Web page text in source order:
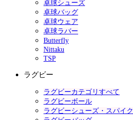
卓球シューズ
卓球バッグ
卓球ウェア
卓球ラバー
Butterfly
Nittaku
TSP
ラグビー
ラグビーカテゴリすべて
ラグビーボール
ラグビーシューズ・スパイク